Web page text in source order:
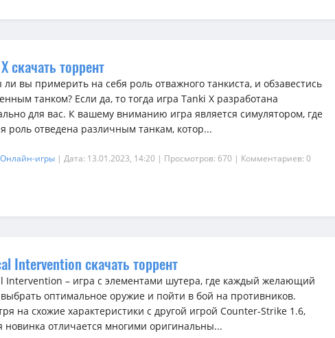
скачать торрент
ли вы примерить на себя роль отважного танкиста, и обзавестись
танком? Если да, то тогда игра Tanki X разработана
для вас. К вашему вниманию игра является симулятором, где
роль отведена различным танкам, котор...
игры | Дата: 13.01.2023, 14:20 | Просмотров: 670 | Комментариев: 0
Intervention скачать торрент
Intervention – игра с элементами шутера, где каждый желающий
оптимальное оружие и пойти в бой на противников.
на схожие характеристики с другой игрой Counter-Strike 1.6,
новинка отличается многими оригинальны...